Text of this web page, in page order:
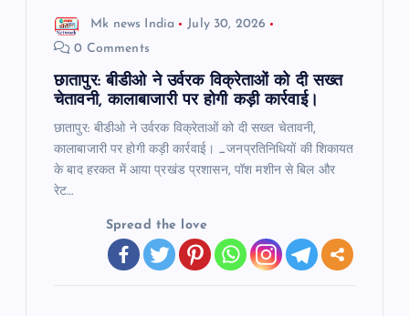
Mk news India
July 30, 2026
0 Comments
छातापुर: बीडीओ ने उर्वरक विक्रेताओं को दी सख्त
चेतावनी, कालाबाजारी पर होगी कड़ी कार्रवाई।
छातापुर: बीडीओ ने उर्वरक विक्रेताओं को दी सख्त चेतावनी,
कालाबाजारी पर होगी कड़ी कार्रवाई। _जनप्रतिनिधियों की शिकायत
के बाद हरकत में आया प्रखंड प्रशासन, पॉश मशीन से बिल और
रेट…
Spread the love